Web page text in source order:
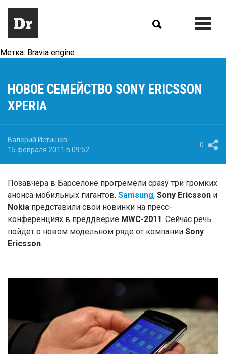
Метка: Bravia engine
НОВОЕ СЕМЕЙСТВО SONY ERICSSON
XPERIA
Валерий Истишев
15 февраля 2011 в 09:52
0
Позавчера в Барселоне прогремели сразу три громких
анонса мобильных гигантов. Samsung, Sony Ericsson и
Nokia представили свои новинки на пресс-
конференциях в преддверие MWC-2011. Сейчас речь
пойдет о новом модельном ряде от компании Sony
Ericsson.